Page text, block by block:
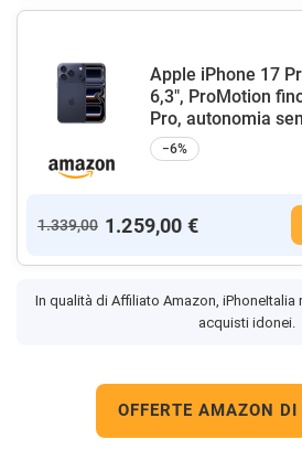
Apple iPhone 17
6,3", ProMotion
Pro, autonomia
−6%
1.339,00 1.259,00 €
In qualità di Affiliato Amazon,
acquisti idonei.
OFFERTE AMAZON DI